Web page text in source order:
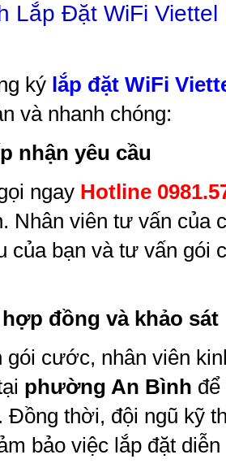
Lắp Đặt WiFi
ký lắp đặt WiFi
và nhanh chóng:
nhận yêu cầu
ngay Hotline
Nhân viên tư vấn của
của bạn và tư vấn gói
đồng và khảo sát
gói cước, nhân viên
phường An Bình để
Đồng thời, đội ngũ kỹ
bảo việc lắp đặt